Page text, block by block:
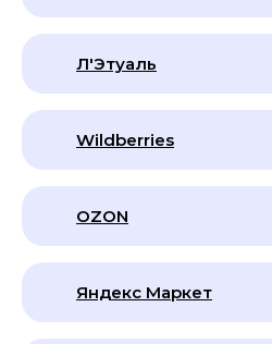
Л'Этуаль
Wildberries
OZON
Яндекс Маркет